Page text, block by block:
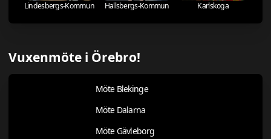
Lindesbergs-Kommun Hallsbergs-Kommun Karlskoga
Vuxenmöte i Örebro!
Möte Blekinge
Möte Dalarna
Möte Gävleborg